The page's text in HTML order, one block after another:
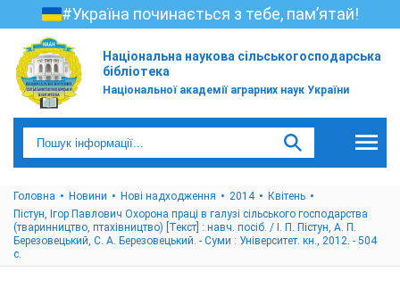
#Україна починається з тебе, пам’ятай!
Національна наукова сільськогосподарська
бібліотека
Національної академії аграрних наук України
Головна Новини Нові надходження 2014
Квітень
Пістун, Ігор Павлович Охорона праці в галузі сільського господарства
(тваринництво, птахівництво) [Текст] : навч. посіб. / І. П. Пістун, А. П.
Березовецький, С. А. Березовецький. - Суми : Університет. кн., 2012. - 504
с.